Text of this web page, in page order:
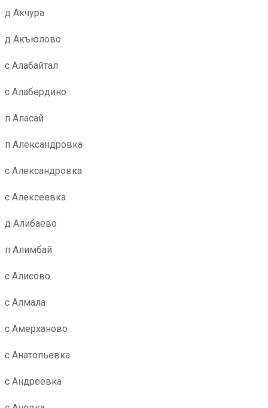
д Акчура
д Акъюлово
с Алабайтал
с Алабердино
п Аласай
п Александровка
с Александровка
с Алексеевка
д Алибаево
п Алимбай
с Алисово
с Алмала
с Амерханово
с Анатольевка
с Андреевка